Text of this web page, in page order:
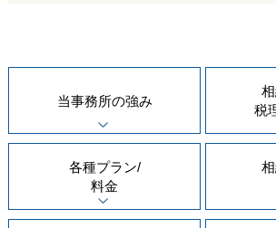
当事務所の強み
税
各種プラン/
料金